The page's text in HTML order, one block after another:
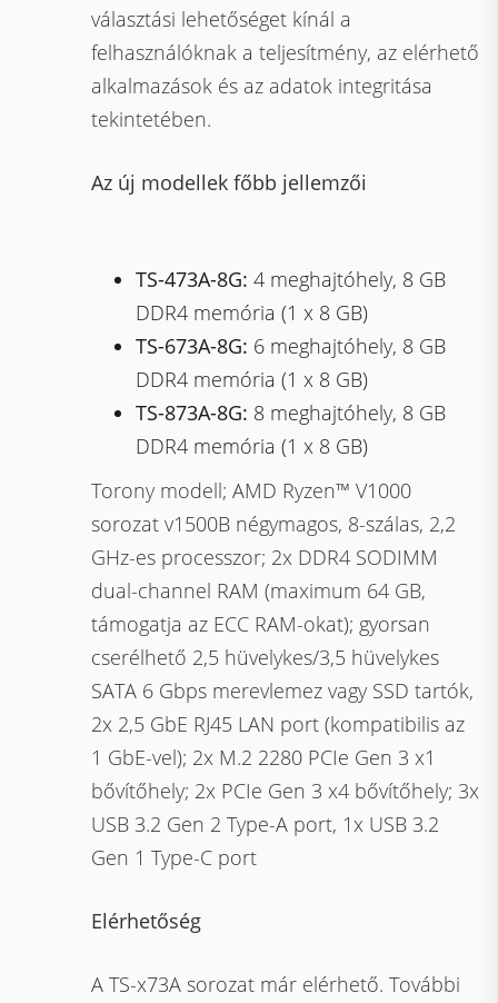
választási lehetőséget kínál a
felhasználóknak a teljesítmény, az elérhető
alkalmazások és az adatok integritása
tekintetében.
Az új modellek főbb jellemzői
TS-473A-8G: 4 meghajtóhely, 8 GB
DDR4 memória (1 x 8 GB)
TS-673A-8G: 6 meghajtóhely, 8 GB
DDR4 memória (1 x 8 GB)
TS-873A-8G: 8 meghajtóhely, 8 GB
DDR4 memória (1 x 8 GB)
Torony modell; AMD Ryzen™ V1000
sorozat v1500B négymagos, 8-szálas, 2,2
GHz-es processzor; 2x DDR4 SODIMM
dual-channel RAM (maximum 64 GB,
támogatja az ECC RAM-okat); gyorsan
cserélhető 2,5 hüvelykes/3,5 hüvelykes
SATA 6 Gbps merevlemez vagy SSD tartók,
2x 2,5 GbE RJ45 LAN port (kompatibilis az
1 GbE-vel); 2x M.2 2280 PCIe Gen 3 x1
bővítőhely; 2x PCIe Gen 3 x4 bővítőhely; 3x
USB 3.2 Gen 2 Type-A port, 1x USB 3.2
Gen 1 Type-C port
Elérhetőség
A TS-x73A sorozat már elérhető. További